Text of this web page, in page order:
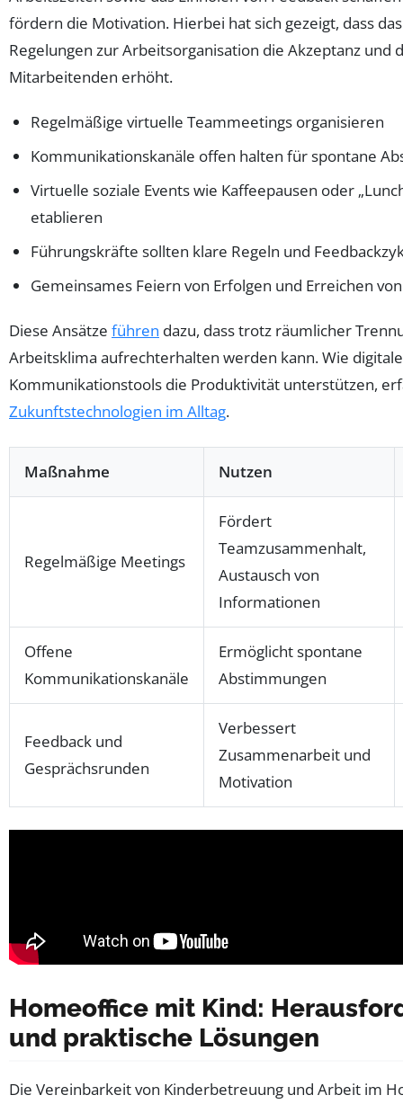
fördern die Motivation. Hierbei hat sich gezeigt, dass
Regelungen zur Arbeitsorganisation die Akzeptanz und
Mitarbeitenden erhöht.
Regelmäßige virtuelle Teammeetings organisieren
Kommunikationskanäle offen halten für spontane
Virtuelle soziale Events wie Kaffeepausen oder
etablieren
Führungskräfte sollten klare Regeln und
Gemeinsames Feiern von Erfolgen und Erreichen
Diese Ansätze führen dazu, dass trotz räumlicher
Arbeitsklima aufrechterhalten werden kann. Wie digitale
Kommunikationstools die Produktivität unterstützen,
Zukunftstechnologien im Alltag.
Maßnahme Nutzen
Regelmäßige Meetings
Fördert
Teamzusammenhalt,
Austausch von
Informationen
Offene
Kommunikationskanäle
Ermöglicht spontane
Abstimmungen
Feedback und
Gesprächsrunden
Verbessert
Zusammenarbeit und
Motivation
Homeoffice mit Kind:
und praktische Lösungen
Die Vereinbarkeit von Kinderbetreuung und Arbeit im